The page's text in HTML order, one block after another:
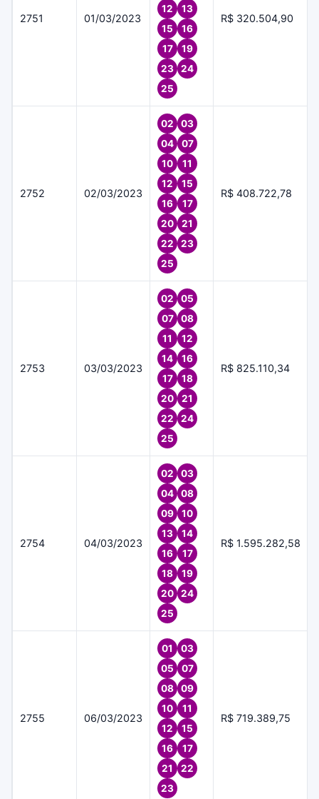
2751 01/03/2023
12
13
15
16
17
19
23
24
25
R$ 320.504,90
2752 02/03/2023
02
03
04
07
10
11
12
15
16
17
20
21
22
23
25
R$ 408.722,78
2753 03/03/2023
02
05
07
08
11
12
14
16
17
18
20
21
22
24
25
R$ 825.110,34
2754 04/03/2023
02
03
04
08
09
10
13
14
16
17
18
19
20
24
25
R$ 1.595.282,58
2755 06/03/2023
01
03
05
07
08
09
10
11
12
15
16
17
21
22
23
R$ 719.389,75